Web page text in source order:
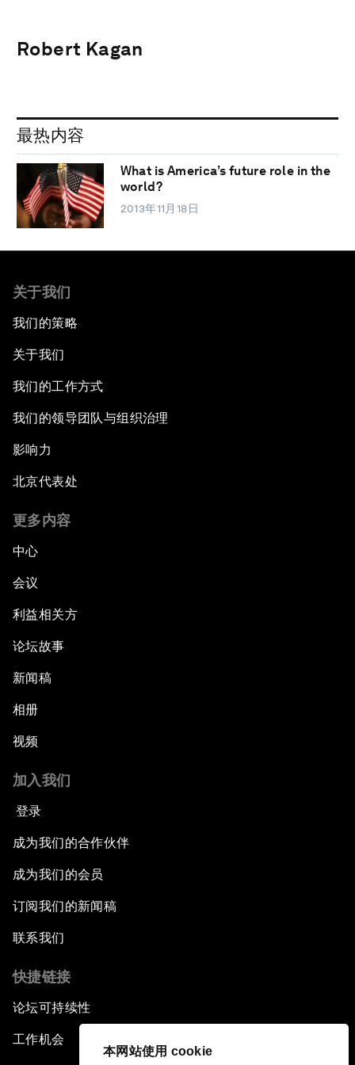
本网站使用 cookie
Robert Kagan
最热内容
What is America’s future role in the
world?
2013年11月18日
关于我们
我们的策略
关于我们
我们的工作方式
我们的领导团队与组织治理
影响力
北京代表处
更多内容
中心
会议
利益相关方
论坛故事
新闻稿
相册
视频
加入我们
登录
成为我们的合作伙伴
成为我们的会员
订阅我们的新闻稿
联系我们
快捷链接
论坛可持续性
工作机会